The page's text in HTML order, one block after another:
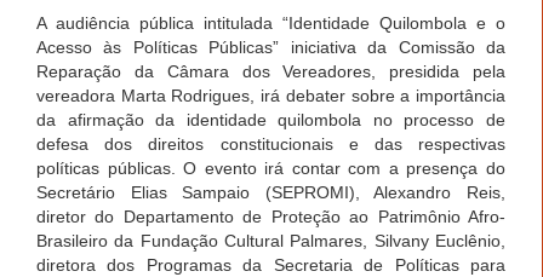
A audiência pública intitulada “Identidade Quilombola e o
Acesso às Políticas Públicas” iniciativa da Comissão da
Reparação da Câmara dos Vereadores, presidida pela
vereadora Marta Rodrigues, irá debater sobre a importância
da afirmação da identidade quilombola no processo de
defesa dos direitos constitucionais e das respectivas
políticas públicas. O evento irá contar com a presença do
Secretário Elias Sampaio (SEPROMI), Alexandro Reis,
diretor do Departamento de Proteção ao Patrimônio Afro-
Brasileiro da Fundação Cultural Palmares, Silvany Euclênio,
diretora dos Programas da Secretaria de Políticas para